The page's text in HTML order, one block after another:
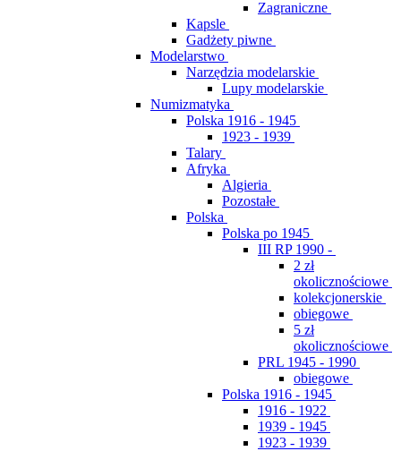
Zagraniczne
Kapsle
Gadżety piwne
Modelarstwo
Narzędzia modelarskie
Lupy modelarskie
Numizmatyka
Polska 1916 - 1945
1923 - 1939
Talary
Afryka
Algieria
Pozostałe
Polska
Polska po 1945
III RP 1990 -
2 zł
okolicznościowe
kolekcjonerskie
obiegowe
5 zł
okolicznościowe
PRL 1945 - 1990
obiegowe
Polska 1916 - 1945
1916 - 1922
1939 - 1945
1923 - 1939